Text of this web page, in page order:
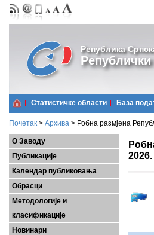
Република
Републички
Статистичке области Базa
Почетак > Архива > Робна размјена
О Заводу
Публикације
Календар публиковања
Обрасци
Методологије и
класификације
Новинари